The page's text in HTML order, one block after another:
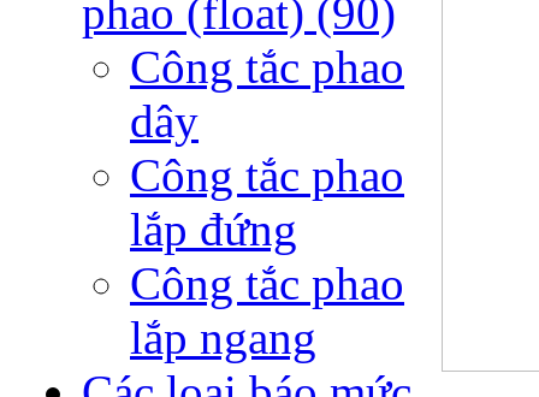
phao (float) (90)
Công tắc phao
dây
Công tắc phao
lắp đứng
Công tắc phao
lắp ngang